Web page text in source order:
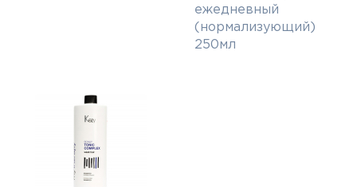
ежедневный
(нормализующий)
250мл